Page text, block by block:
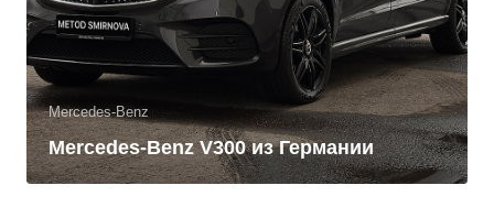
Mercedes-Benz
Mercedes-Benz V300 из Германии